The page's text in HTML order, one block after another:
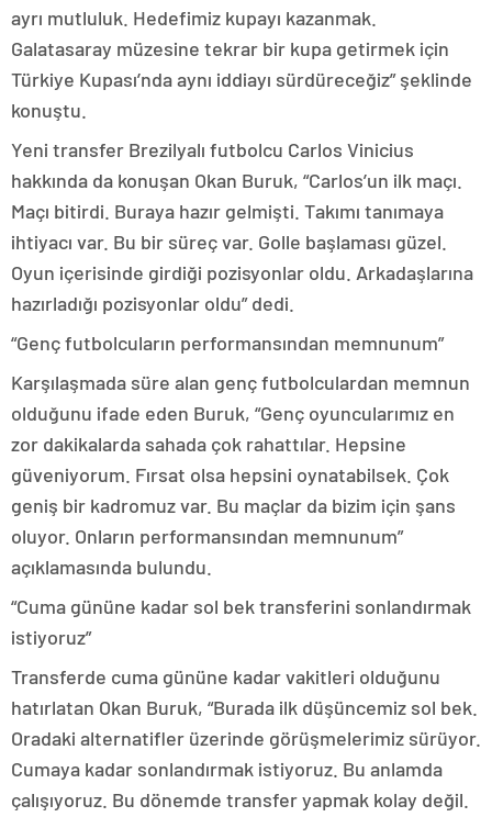
ayrı mutluluk. Hedefimiz kupayı kazanmak.
Galatasaray müzesine tekrar bir kupa getirmek için
Türkiye Kupası’nda aynı iddiayı sürdüreceğiz” şeklinde
konuştu.
Yeni transfer Brezilyalı futbolcu Carlos Vinicius
hakkında da konuşan Okan Buruk, “Carlos’un ilk maçı.
Maçı bitirdi. Buraya hazır gelmişti. Takımı tanımaya
ihtiyacı var. Bu bir süreç var. Golle başlaması güzel.
Oyun içerisinde girdiği pozisyonlar oldu. Arkadaşlarına
hazırladığı pozisyonlar oldu” dedi.
“Genç futbolcuların performansından memnunum”
Karşılaşmada süre alan genç futbolculardan memnun
olduğunu ifade eden Buruk, “Genç oyuncularımız en
zor dakikalarda sahada çok rahattılar. Hepsine
güveniyorum. Fırsat olsa hepsini oynatabilsek. Çok
geniş bir kadromuz var. Bu maçlar da bizim için şans
oluyor. Onların performansından memnunum”
açıklamasında bulundu.
“Cuma gününe kadar sol bek transferini sonlandırmak
istiyoruz”
Transferde cuma gününe kadar vakitleri olduğunu
hatırlatan Okan Buruk, “Burada ilk düşüncemiz sol bek.
Oradaki alternatifler üzerinde görüşmelerimiz sürüyor.
Cumaya kadar sonlandırmak istiyoruz. Bu anlamda
çalışıyoruz. Bu dönemde transfer yapmak kolay değil.